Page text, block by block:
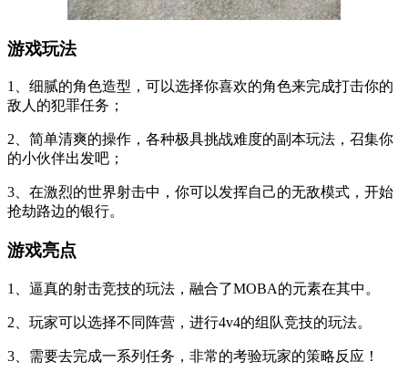
游戏玩法
1、细腻的角色造型，可以选择你喜欢的角色来完成打击你的
敌人的犯罪任务；
2、简单清爽的操作，各种极具挑战难度的副本玩法，召集你
的小伙伴出发吧；
3、在激烈的世界射击中，你可以发挥自己的无敌模式，开始
抢劫路边的银行。
游戏亮点
1、逼真的射击竞技的玩法，融合了MOBA的元素在其中。
2、玩家可以选择不同阵营，进行4v4的组队竞技的玩法。
3、需要去完成一系列任务，非常的考验玩家的策略反应！